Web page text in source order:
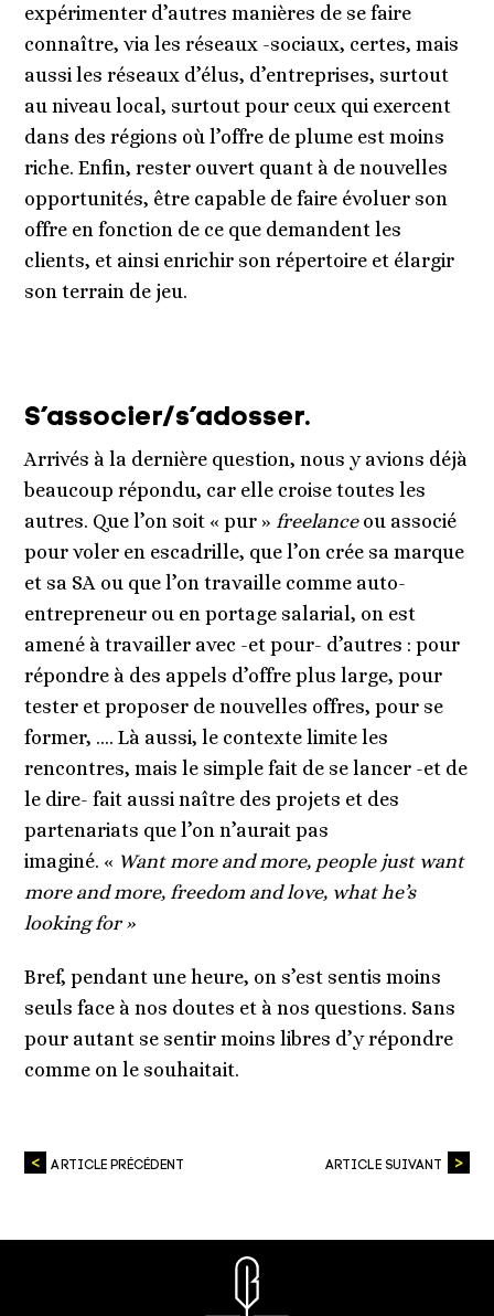
expérimenter d’autres manières de se faire
connaître, via les réseaux -sociaux, certes, mais
aussi les réseaux d’élus, d’entreprises, surtout
au niveau local, surtout pour ceux qui exercent
dans des régions où l’offre de plume est moins
riche. Enfin, rester ouvert quant à de nouvelles
opportunités, être capable de faire évoluer son
offre en fonction de ce que demandent les
clients, et ainsi enrichir son répertoire et élargir
son terrain de jeu.
S’associer/s’adosser.
Arrivés à la dernière question, nous y avions déjà
beaucoup répondu, car elle croise toutes les
autres. Que l’on soit « pur » freelance ou associé
pour voler en escadrille, que l’on crée sa marque
et sa SA ou que l’on travaille comme auto-
entrepreneur ou en portage salarial, on est
amené à travailler avec -et pour- d’autres : pour
répondre à des appels d’offre plus large, pour
tester et proposer de nouvelles offres, pour se
former, …. Là aussi, le contexte limite les
rencontres, mais le simple fait de se lancer -et de
le dire- fait aussi naître des projets et des
partenariats que l’on n’aurait pas
imaginé. « Want more and more, people just want
more and more, freedom and love, what he’s
looking for »
Bref, pendant une heure, on s’est sentis moins
seuls face à nos doutes et à nos questions. Sans
pour autant se sentir moins libres d’y répondre
comme on le souhaitait.
ARTICLE PRÉCÉDENT ARTICLE SUIVANT